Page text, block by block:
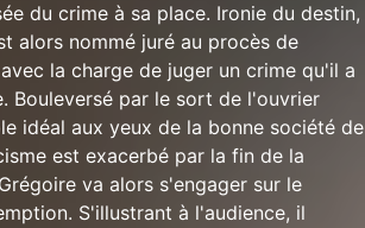
du crime à sa place. Ironie du destin,
alors nommé juré au procès de
la charge de juger un crime qu'il a
Bouleversé par le sort de l'ouvrier
idéal aux yeux de la bonne société de
est exacerbé par la fin de la
va alors s'engager sur le
S'illustrant à l'audience, il